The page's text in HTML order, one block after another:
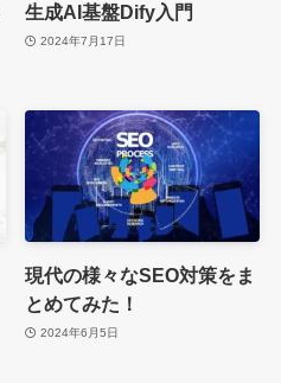
生成AI基盤Dify入門
2024年7月17日
現代の様々なSEO対策をま
とめてみた！
2024年6月5日